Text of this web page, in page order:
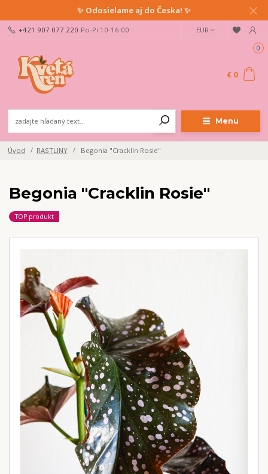
✨ Odosielame aj do Česka! ✨
Menu
EUR
+421 907 077 220 Po-Pi 10-16:00
0
€ 0
Úvod RASTLINY Begonia "Cracklin Rosie"
Begonia "Cracklin Rosie"
TOP produkt